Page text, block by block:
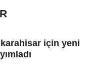
için yeni